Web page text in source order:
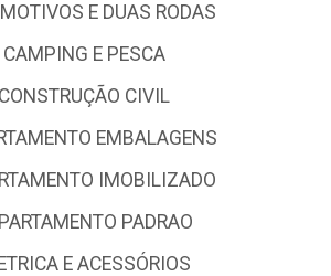
E DUAS RODAS
CAMPING E PESCA
CONSTRUÇÃO CIVIL
EMBALAGENS
IMOBILIZADO
PADRAO
E ACESSÓRIOS